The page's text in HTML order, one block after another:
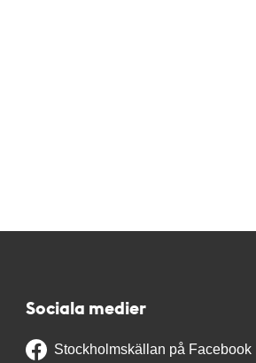
Sociala medier
Stockholmskällan på Facebook